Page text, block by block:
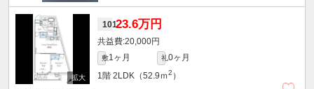
10123.6万円
20,000円
敷1ヶ月 礼0ヶ月
1階 2LDK（52.9ｍ2 ）